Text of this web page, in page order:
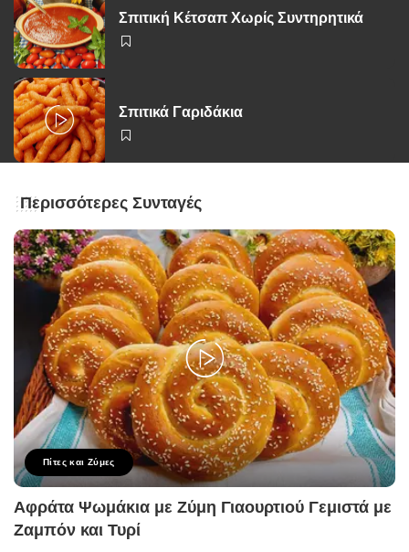
by
Σπιτική Κέτσαπ Χωρίς Συντηρητικά
Σπιτικά Γαριδάκια
Περισσότερες Συνταγές
Πίτες και Ζύμες
Αφράτα Ψωμάκια με Ζύμη Γιαουρτιού Γεμιστά με
Ζαμπόν και Τυρί